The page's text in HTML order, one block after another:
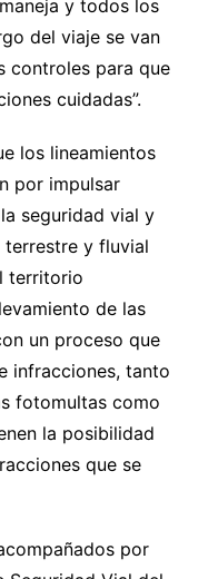
y todos los
del viaje se van
controles para que
cuidadas”.
los lineamientos
por impulsar
seguridad vial y
y fluvial
territorio
de las
un proceso que
infracciones, tanto
fotomultas como
la posibilidad
que se
por